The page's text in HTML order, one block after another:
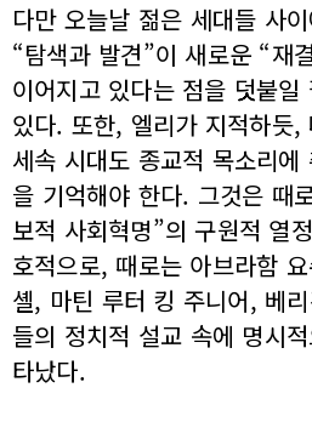
다만 오늘날 젊은 세대들 사
“탐색과 발견”이 새로운 “재
이어지고 있다는 점을 덧붙일
있다. 또한, 엘리가 지적하듯,
세속 시대도 종교적 목소리에
을 기억해야 한다. 그것은 때
보적 사회혁명”의 구원적 열
호적으로, 때로는 아브라함
셸, 마틴 루터 킹 주니어, 베
들의 정치적 설교 속에 명시
타났다.